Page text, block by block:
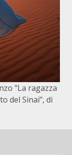
"La ragazza
del Sinai", di